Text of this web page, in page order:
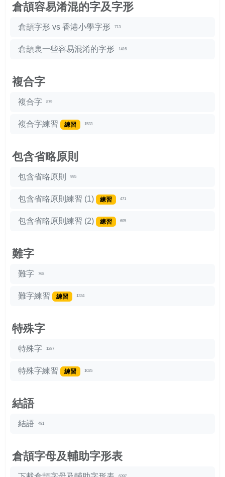
倉頡容易淆混的字及字形
倉頡字形 vs 香港小學字形 713
倉頡裏一些容易混淆的字形 1416
複合字
複合字 879
複合字練習 練習 1533
包含省略原則
包含省略原則 995
包含省略原則練習 (1) 練習 471
包含省略原則練習 (2) 練習 605
難字
難字 768
難字練習 練習 1334
特殊字
特殊字 1287
特殊字練習 練習 1025
結語
結語 481
倉頡字母及輔助字形表